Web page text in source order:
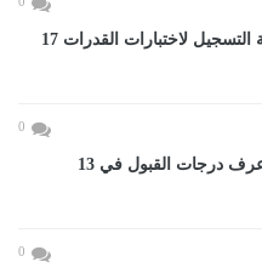
تنسيق الجامعات 2026.. إتاحة التسجيل لاختبارات القدرات 17
0
تنسيق الثانوى العام 2027.. اعرف درجات القبول في 13
0